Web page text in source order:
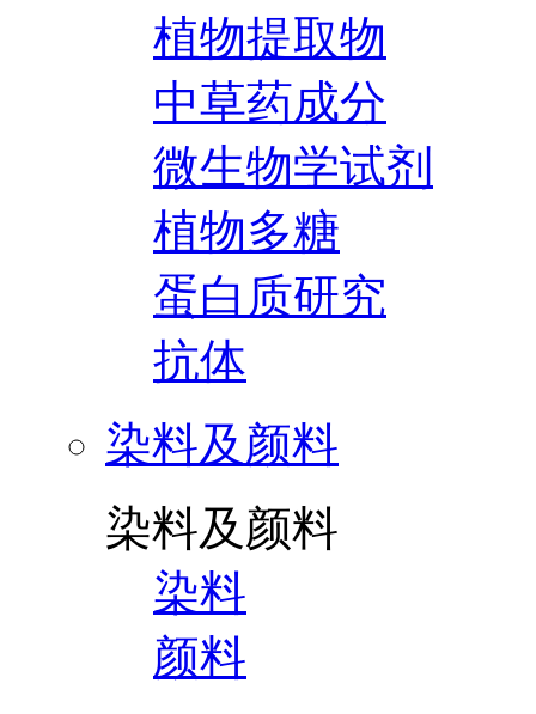
植物提取物
中草药成分
微生物学试剂
植物多糖
蛋白质研究
抗体
染料及颜料
染料及颜料
染料
颜料